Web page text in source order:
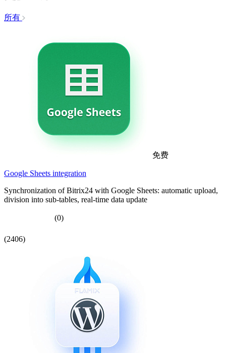
所有
免费
Google Sheets integration
Synchronization of Bitrix24 with Google Sheets: automatic upload,
division into sub-tables, real-time data update
(0)
(2406)